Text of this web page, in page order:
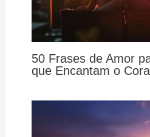
50 Frases de Amor
que Encantam o